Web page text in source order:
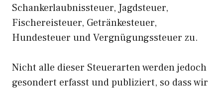
Schankerlaubnissteuer, Jagdsteuer,
Fischereisteuer, Getränkesteuer,
Hundesteuer und Vergnügungssteuer zu.
Nicht alle dieser Steuerarten werden jedoch
gesondert erfasst und publiziert, so dass wir